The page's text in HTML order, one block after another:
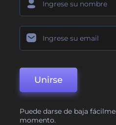
Unirse
Puede darse de baja
momento.